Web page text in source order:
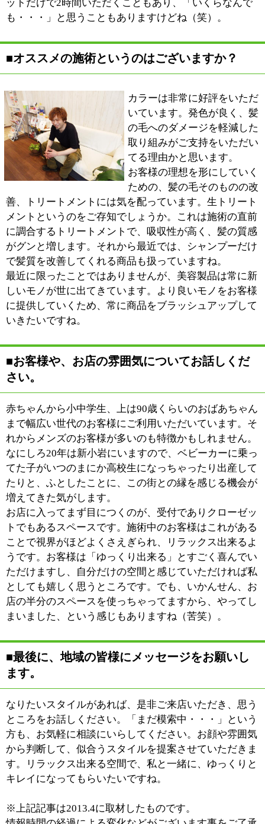
トでもあるスペースです。施術中のお客様はこれがある
ことで視界がほどよくさえぎられ、リラックス出来るよ
店の半分のスペースを使っちゃってますから、やってし
■最後に、地域の皆様にメッセージをお願いし
ます。
なりたいスタイルがあれば、是非ご来店いただき、思う
ところをお話しください。「まだ模索中・・・」という
方も、お気軽に相談にいらしてください。お顔や雰囲気
から判断して、似合うスタイルを提案させていただきま
す。リラックス出来る空間で、私と一緒に、ゆっくりと
※上記記事は2013.4に取材したものです。
情報時間の経過による変化などがございます事をご了承
ください。
このページの先頭へ
江戸川区時間 江東区時間 墨田区時間
表示： PC| モバイル